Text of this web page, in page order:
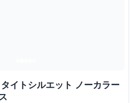
イトシルエット ノーカラー